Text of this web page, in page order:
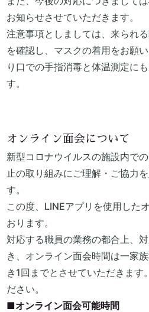
お知らせさせていただきます。
注意事項としましては、来られ
を確認し、マスクの着用をお願
り口での手指消毒と体温測定に
す。
オンライン面会について
新型コロナウイルスの施設内で
止の取り組みにご理解・ご協力
す。
この度、LINEアプリを使用した
おります。
対応する職員の業務の都合上、
き、オンライン面会時間は一家
き1回までとさせていただきます
ださい。
■オンライン面会可能時間